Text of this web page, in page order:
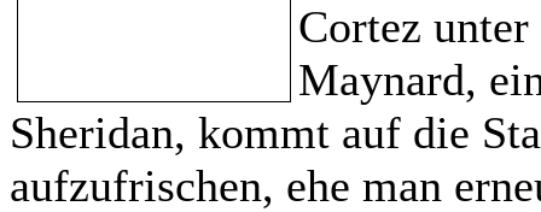
Cortez
Maynard,
Sheridan, kommt auf die
aufzufrischen, ehe man